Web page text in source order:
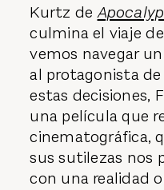
Kurtz de
culmina el viaje
vemos navegar
al protagonista
estas decisiones,
una película que
cinematográfica,
sus sutilezas nos
con una realidad